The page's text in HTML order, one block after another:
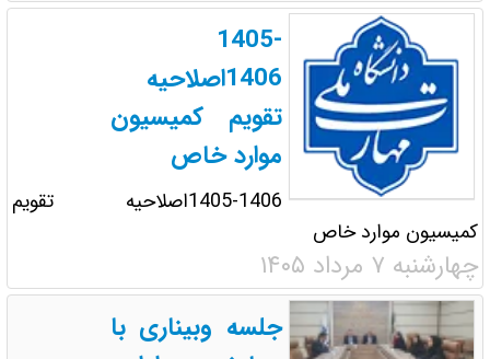
1405-
1406اصلاحیه
تقویم کمیسیون
موارد خاص
1405-1406اصلاحیه تقویم
کمیسیون موارد خاص
چهارشنبه ۷ مرداد ۱۴۰۵
جلسه وبیناری با